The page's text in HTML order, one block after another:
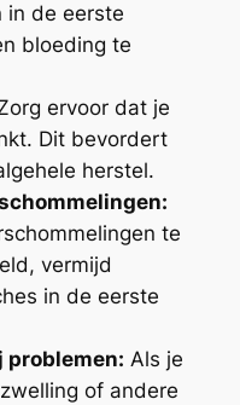
in de eerste
bloeding te
ervoor dat je
Dit bevordert
herstel.
te
vermijd
in de eerste
problemen: Als je
of andere